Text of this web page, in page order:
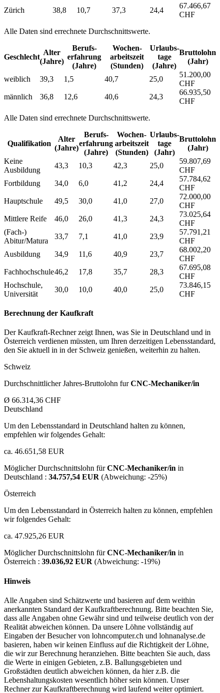
Zürich
38,8 10,7 37,3 24,4
67.466,67
CHF
Alle Daten sind errechnete Durchschnittswerte.
Geschlecht
Alter
(Jahre)
Berufs­
erfahrung
(Jahre)
Wochen­
arbeitszeit
(Stunden)
Urlaubs­
tage
(Jahre)
Bruttolohn
(Jahr)
weiblich 39,3 1,5 40,7 25,0
51.200,00
CHF
männlich
36,8 12,6 40,6 24,3
66.935,50
CHF
Alle Daten sind errechnete Durchschnittswerte.
Qualifikation
Alter
(Jahre)
Berufs­
erfahrung
(Jahre)
Wochen­
arbeitszeit
(Stunden)
Urlaubs­
tage
(Jahr)
Bruttolohn
(Jahr)
Keine
Ausbildung
43,3 10,3 42,3 25,0
59.807,69
CHF
Fortbildung
34,0 6,0 41,2 24,4
57.784,62
CHF
Hauptschule
49,5 30,0 41,0 27,0
72.000,00
CHF
Mittlere Reife
46,0 26,0 41,3 24,3
73.025,64
CHF
(Fach-)
Abitur/Matura
33,7 7,1 41,0 23,9
57.791,21
CHF
Ausbildung
34,9 11,6 40,9 23,7
68.002,20
CHF
Fachhochschule46,2 17,8 35,7 28,3
67.695,08
CHF
Hochschule,
Universität
30,0 10,0 40,0 25,0
73.846,15
CHF
Berechnung der Kaufkraft
Der Kaufkraft-Rechner zeigt Ihnen, was Sie in Deutschland und in
Österreich verdienen müssten, um Ihren derzeitigen Lebensstandard,
den Sie aktuell in in der Schweiz genießen, weiterhin zu halten.
Schweiz
Durchschnittlicher Jahres-Bruttolohn furCNC-Mechaniker/in
Ø 66.314,36 CHF
Deutschland
Um den Lebensstandard in Deutschland halten zu können,
empfehlen wir folgendes Gehalt:
ca. 46.651,58 EUR
Möglicher Durchschnittslohn fürCNC-Mechaniker/in in
Deutschland : 34.757,54 EUR (Abweichung: -25%)
Österreich
Um den Lebensstandard in Österreich halten zu können, empfehlen
wir folgendes Gehalt:
ca. 47.925,26 EUR
Möglicher Durchschnittslohn fürCNC-Mechaniker/in in
Österreich : 39.036,92 EUR (Abweichung: -19%)
Hinweis
Alle Angaben sind Schätzwerte und basieren auf dem weithin
anerkannten Standard der Kaufkraftberechnung. Bitte beachten Sie,
dass alle Angaben ohne Gewähr sind und teilweise deutlich von der
Realität abweichen können. Da unsere Löhne vollständig auf
Eingaben der Besucher von lohncomputer.ch und lohnanalyse.de
basieren, haben wir keinen Einfluss auf die Richtigkeit der Löhne,
die wir zur Berechnung heranziehen. Bitte beachten Sie auch, dass
die Werte in einigen Gebieten, z.B. Ballungsgebieten und
Großstädten deutlich abweichen können, da hier z.B. die
Lebenshaltungskosten wesentlich höher sein können. Unser
Rechner zur Kaufkraftberechnung wird laufend weiter optimiert.